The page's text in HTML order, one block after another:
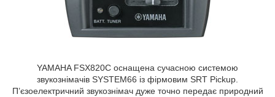
YAMAHA FSX820C оснащена сучасною системою
звукознімачів SYSTEM66 із фірмовим SRT Pickup.
П’єзоелектричний звукознімач дуже точно передає природний